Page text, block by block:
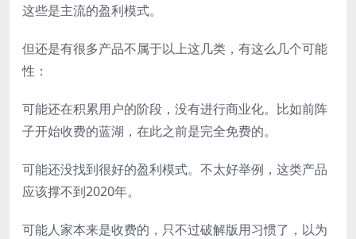
这些是主流的盈利模式。
但还是有很多产品不属于以上这几类，有这么几个可能
性：
可能还在积累用户的阶段，没有进行商业化。比如前阵
子开始收费的蓝湖，在此之前是完全免费的。
可能还没找到很好的盈利模式。不太好举例，这类产品
应该撑不到2020年。
可能人家本来是收费的，只不过破解版用习惯了，以为